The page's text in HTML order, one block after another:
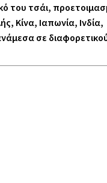
του τσάι,
Κίνα, Ιαπωνία, Ινδία,
σε